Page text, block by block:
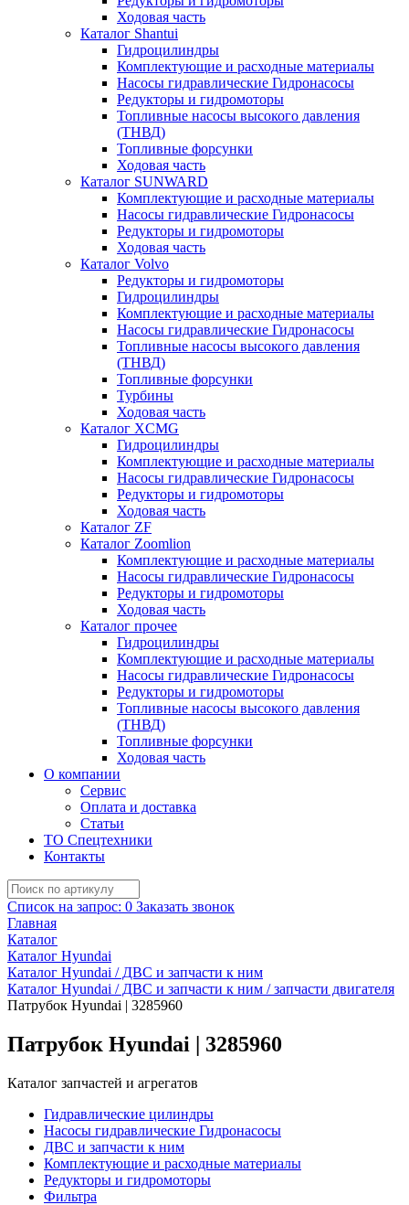
Ходовая часть
Каталог Shantui
Гидроцилиндры
Комплектующие и расходные материалы
Насосы гидравлические Гидронасосы
Редукторы и гидромоторы
Топливные насосы высокого давления
(ТНВД)
Топливные форсунки
Ходовая часть
Каталог SUNWARD
Комплектующие и расходные материалы
Насосы гидравлические Гидронасосы
Редукторы и гидромоторы
Ходовая часть
Каталог Volvo
Редукторы и гидромоторы
Гидроцилиндры
Комплектующие и расходные материалы
Насосы гидравлические Гидронасосы
Топливные насосы высокого давления
(ТНВД)
Топливные форсунки
Турбины
Ходовая часть
Каталог XCMG
Гидроцилиндры
Комплектующие и расходные материалы
Насосы гидравлические Гидронасосы
Редукторы и гидромоторы
Ходовая часть
Каталог ZF
Каталог Zoomlion
Комплектующие и расходные материалы
Насосы гидравлические Гидронасосы
Редукторы и гидромоторы
Ходовая часть
Каталог прочее
Гидроцилиндры
Комплектующие и расходные материалы
Насосы гидравлические Гидронасосы
Редукторы и гидромоторы
Топливные насосы высокого давления
(ТНВД)
Топливные форсунки
Ходовая часть
О компании
Сервис
Оплата и доставка
Статьи
ТО Спецтехники
Контакты
Список на запрос: 0 Заказать звонок
Главная
Каталог
Каталог Hyundai
Каталог Hyundai / ДВС и запчасти к ним
Каталог Hyundai / ДВС и запчасти к ним / запчасти двигателя
Патрубок Hyundai | 3285960
Патрубок Hyundai | 3285960
Каталог запчастей и агрегатов
Гидравлические цилиндры
Насосы гидравлические Гидронасосы
ДВС и запчасти к ним
Комплектующие и расходные материалы
Редукторы и гидромоторы
Фильтра